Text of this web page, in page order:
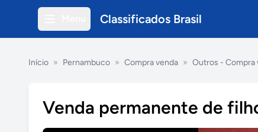
Classificados Brasil
Início » Pernambuco » Compra venda » Outros - Compra
Venda permanente de